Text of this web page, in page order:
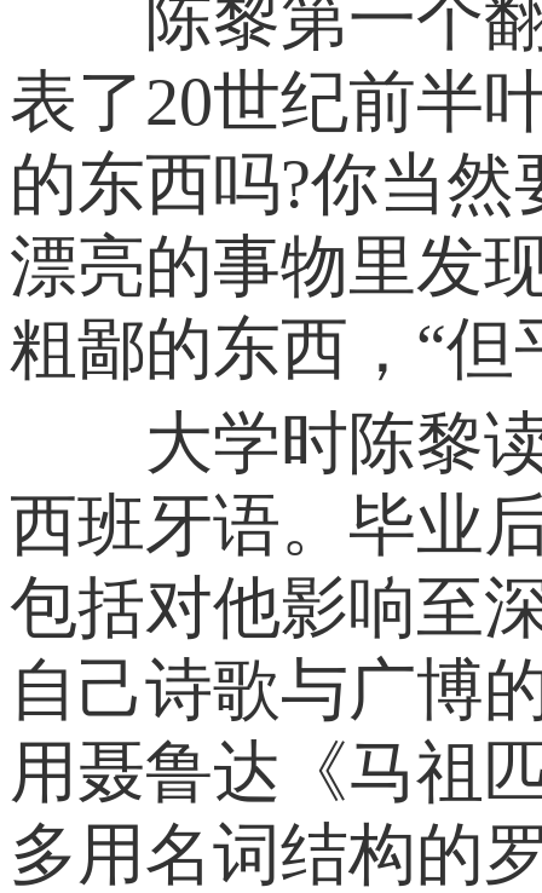
陈黎第一个翻
表了20世纪前半
的东西吗?你当
漂亮的事物里发
粗鄙的东西，“
大学时陈黎读
西班牙语。毕业
包括对他影响至
自己诗歌与广博
用聂鲁达《马祖
多用名词结构的